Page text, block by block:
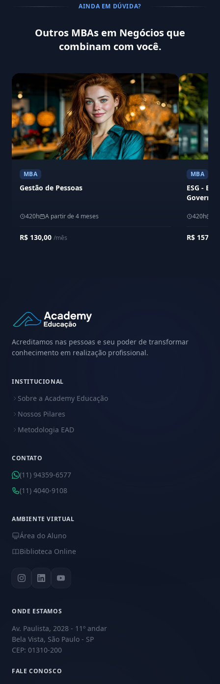
AINDA EM DÚVIDA?
Outros MBAs em Negócios que
combinam com você.
MBA
Gestão de Pessoas
420h A partir de 4 meses
R$ 130,00 /mês
MBA
ESG -
420h
R$ 157,60
Acreditamos nas pessoas e seu poder de transformar
conhecimento em realização profissional.
INSTITUCIONAL
Sobre a Academy Educação
Nossos Pilares
Metodologia EAD
CONTATO
(11) 94359-6577
(11) 4040-9108
AMBIENTE VIRTUAL
Área do Aluno
Biblioteca Online
ONDE ESTAMOS
Av. Paulista, 2028 - 11º andar
Bela Vista, São Paulo - SP
CEP: 01310-200
FALE CONOSCO